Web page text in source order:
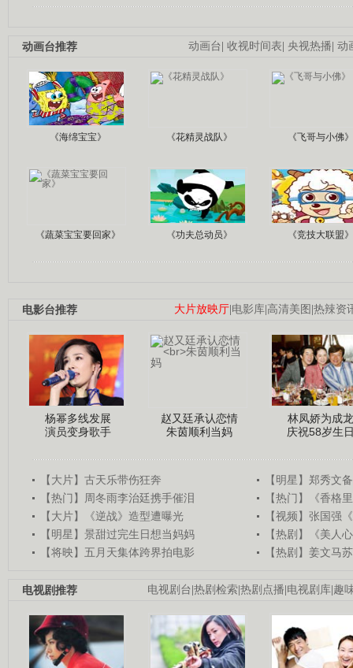
动画台| 收视时间表| 央视热播| 动
动画台推荐
《海绵宝宝》 《花精灵战队》 《飞哥与小佛》
《蔬菜宝宝要回家》 《功夫总动员》 《竞技大联盟》
大片放映厅|电影库|高清美图 |热辣资
电影台推荐
杨幂多线发展
演员变身歌手
赵又廷承认恋情
朱茵顺利当妈
林凤娇为成龙
庆祝58岁生
【大片】古天乐带伤狂奔
【明星】郑秀文
【热门】周冬雨李治廷携手催泪
【热门】《香格
【大片】《逆战》造型遭曝光
【视频】张国强
【明星】景甜过完生日想当妈妈
【热剧】《美人
【将映】五月天集体跨界拍电影
【热剧】姜文马
电视剧台|热剧检索|热剧点播|电视剧库|趣
电视剧推荐